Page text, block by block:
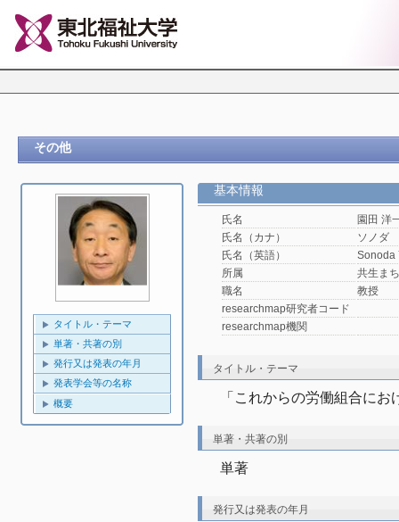
その他
タイトル・テーマ
単著・共著の別
発行又は発表の年月
発表学会等の名称
概要
基本情報
氏名
園田 洋
氏名（カナ）
ソノダ
氏名（英語）
Sonoda
所属
共生ま
職名
教授
researchmap研究者コード
researchmap機関
タイトル・テーマ
「これからの労働組合に
単著・共著の別
単著
発行又は発表の年月